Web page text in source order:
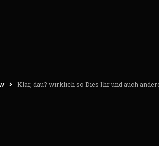
Klar, dau? wirklich so Dies Ihr und auch